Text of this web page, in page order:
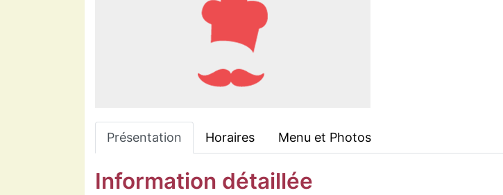
Présentation Horaires Menu et Photos
Information détaillée